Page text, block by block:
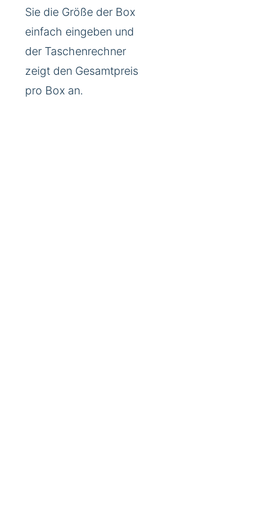
Sie die Größe der Box
einfach eingeben und
der Taschenrechner
zeigt den Gesamtpreis
pro Box an.